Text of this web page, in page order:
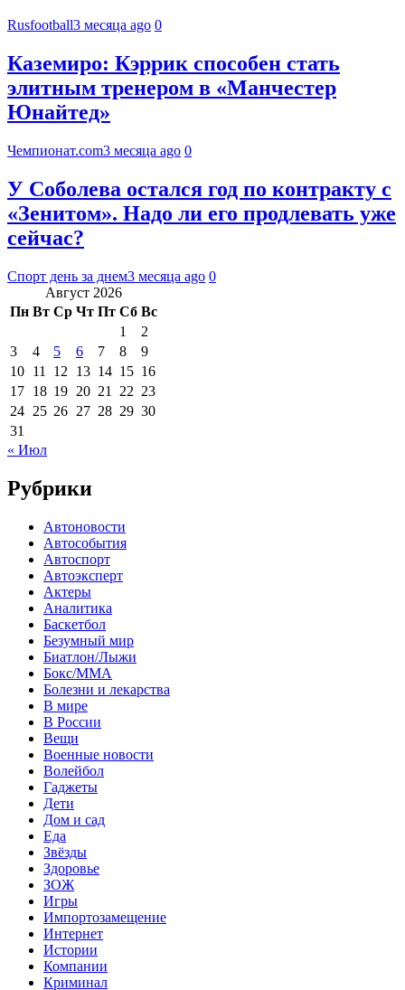
Rusfootball3 месяца ago 0
Каземиро: Кэррик способен стать
элитным тренером в «Манчестер
Юнайтед»
Чемпионат.com3 месяца ago 0
У Соболева остался год по контракту с
«Зенитом». Надо ли его продлевать уже
сейчас?
Спорт день за днем3 месяца ago 0
Август 2026
Пн Вт Ср Чт Пт Сб Вс
1
2
3
4 5 6 7 8
9
10 11 12 13 14 15 16
17 18 19 20 21 22 23
24 25 26 27 28 29 30
31
« Июл
Рубрики
Автоновости
Автособытия
Автоспорт
Автоэксперт
Актеры
Аналитика
Баскетбол
Безумный мир
Биатлон/Лыжи
Бокс/MMA
Болезни и лекарства
В мире
В России
Вещи
Военные новости
Волейбол
Гаджеты
Дети
Дом и сад
Еда
Звёзды
Здоровье
ЗОЖ
Игры
Импортозамещение
Интернет
Истории
Компании
Криминал